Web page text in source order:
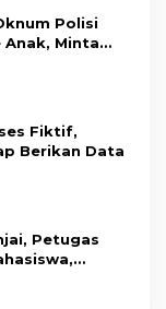
Polisi
Minta
Fiktif,
Berikan Data
Petugas